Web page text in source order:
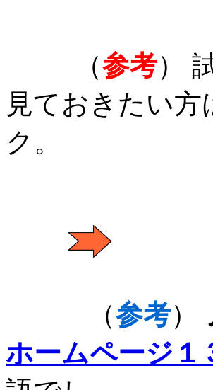
（参考）
見ておきたい
ク。
（参考）
ホームページ１